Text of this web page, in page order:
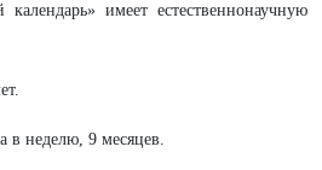
имеет естественнонаучную
в неделю, 9 месяцев.